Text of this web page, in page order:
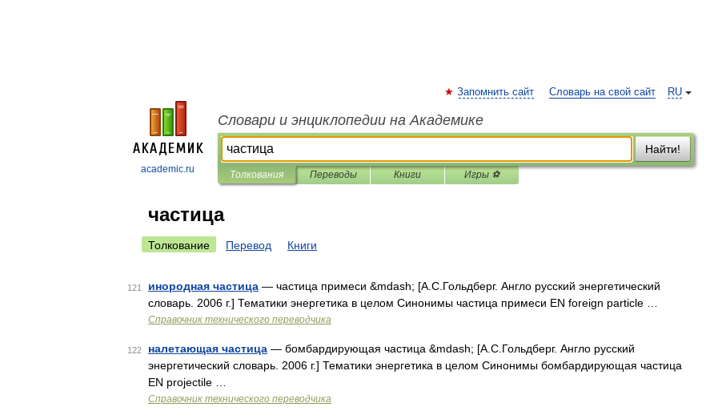
academic.ru
RU
Запомнить сайт Словарь на свой сайт
Словари и энциклопедии на Академике
Найти!
Толкования Переводы Книги Игры ⚽
частица
Толкование Перевод Книги
121 инородная частица — частица примеси &mdash; [А.С.Гольдберг. Англо русский энергетический
словарь. 2006 г.] Тематики энергетика в целом Синонимы частица примеси EN foreign particle …
Справочник технического переводчика
122 налетающая частица — бомбардирующая частица &mdash; [А.С.Гольдберг. Англо русский
энергетический словарь. 2006 г.] Тематики энергетика в целом Синонимы бомбардирующая частица
EN projectile …
Справочник технического переводчика